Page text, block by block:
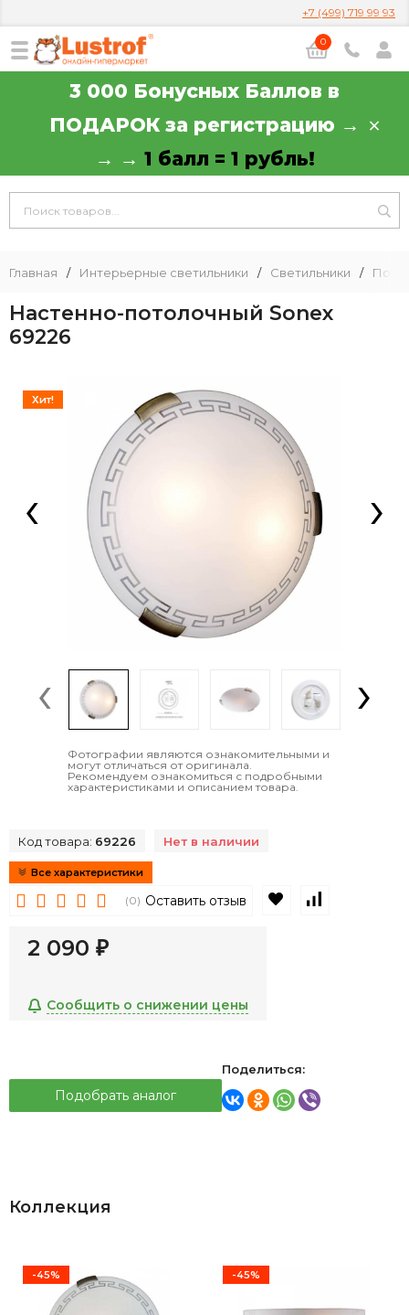
+7 (499) 719 99 93
0
3 000 Бонусных Баллов в
ПОДАРОК за регистрацию →
→ → 1 балл = 1 рубль!
Главная / Интерьерные светильники / Светильники /
Настенно-потолочный Sonex
69226
Хит!
‹ ›
‹ ›
Фотографии являются ознакомительными и
могут отличаться от оригинала.
Рекомендуем ознакомиться с подробными
характеристиками и описанием товара.
Код товара: 69226 Нет в наличии
Все характеристики
(0) Оставить отзыв В избранное
2 090 ₽
Сообщить о снижении цены
Подобрать аналог
Поделиться:
Коллекция
-45% -45%